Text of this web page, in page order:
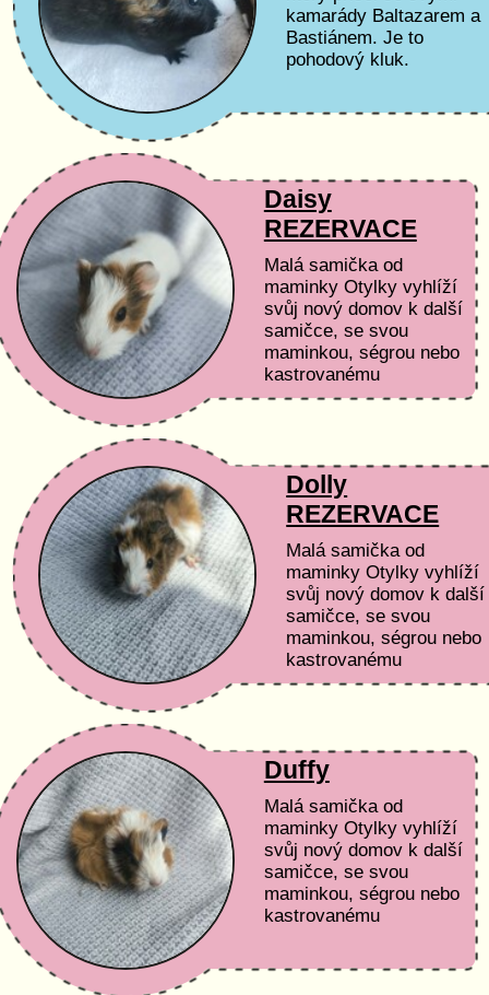
kamarády Baltazarem a
Bastiánem. Je to
pohodový kluk.
Daisy
REZERVACE
Malá samička od
maminky Otylky vyhlíží
svůj nový domov k další
samičce, se svou
maminkou, ségrou nebo
kastrovanému
samečkovi :) Podmínky
Dolly
REZERVACE
Malá samička od
maminky Otylky vyhlíží
svůj nový domov k další
samičce, se svou
maminkou, ségrou nebo
kastrovanému
samečkovi :) Podmínky
Duffy
Malá samička od
maminky Otylky vyhlíží
svůj nový domov k další
samičce, se svou
maminkou, ségrou nebo
kastrovanému